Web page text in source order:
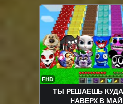
FHD
ТЫ РЕШАЕШЬ
НАВЕРХ В